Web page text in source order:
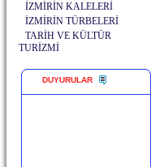
İZMİRİN KALELERİ
İZMİRİN TÜRBELERİ
TARİH VE KÜLTÜR
TURİZMİ
DUYURULAR